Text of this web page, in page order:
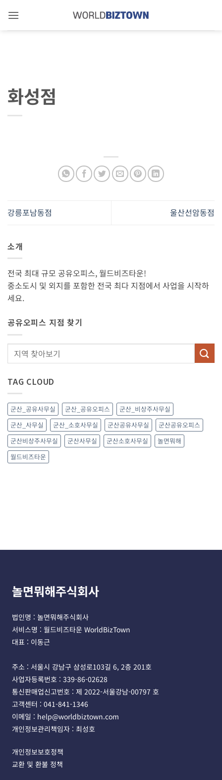
content
화성점
강릉포남동점 울산선암동점
소개
전국 최대 규모 공유오피스, 월드비즈타운!
중소도시 및 외지를 포함한 전국 최다 지점에서 사업을 시작하
세요.
공유오피스 지점 찾기
TAG CLOUD
군산_공유사무실 군산_공유오피스
군산_비상주사무실
군산_사무실
군산_소호사무실 군산공유사무실
군산공유오피스
군산비상주사무실
군산사무실 군산소호사무실
놀면뭐해
월드비즈타운
놀면뭐해주식회사
법인명 : 놀면뭐해주식회사
서비스명 : 월드비즈타운 WorldBizTown
대표 : 이동근
주소 : 서울시 강남구 삼성로103길 6, 2층 201호
사업자등록번호 : 339-86-02628
통신판매업신고번호 : 제 2022-서울강남-00797 호
고객센터 : 041-841-1346
이메일 : help@worldbiztown.com
개인정보관리책임자 : 최성호
개인정보보호정책
교환 및 환불 정책